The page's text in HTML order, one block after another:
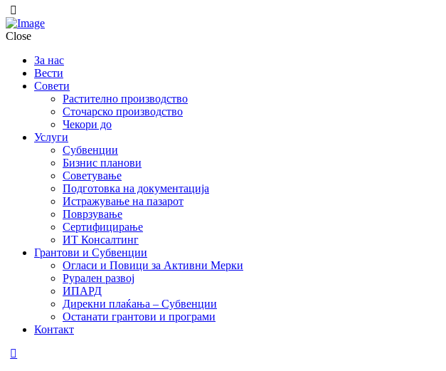
Close
За нас
Вести
Совети
Растително производство
Сточарско производство
Чекори до
Услуги
Субвенции
Бизнис планови
Советување
Подготовка на документација
Истражување на пазарот
Поврзување
Сертифицирање
ИТ Консалтинг
Грантови и Субвенции
Огласи и Повици за Активни Мерки
Рурален развој
ИПАРД
Дирекни плаќања – Субвенции
Останати грантови и програми
Контакт